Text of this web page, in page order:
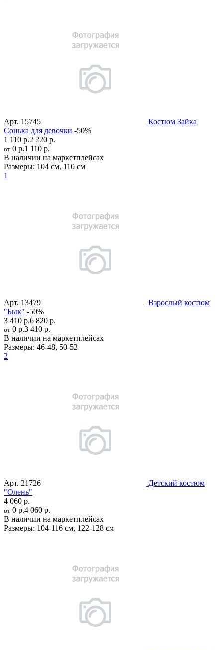
Арт. 15745
Костюм Зайка
Сонька для девочки -50%
1 110 р.2 220 р.
от 0 р.1 110 р.
В наличии на маркетплейсах
Размеры: 104 см, 110 см
1
Арт. 13479
Взрослый костюм
"Бык" -50%
3 410 р.6 820 р.
от 0 р.3 410 р.
В наличии на маркетплейсах
Размеры: 46-48, 50-52
2
Арт. 21726
Детский костюм
"Олень"
4 060 р.
от 0 р.4 060 р.
В наличии на маркетплейсах
Размеры: 104-116 см, 122-128 см